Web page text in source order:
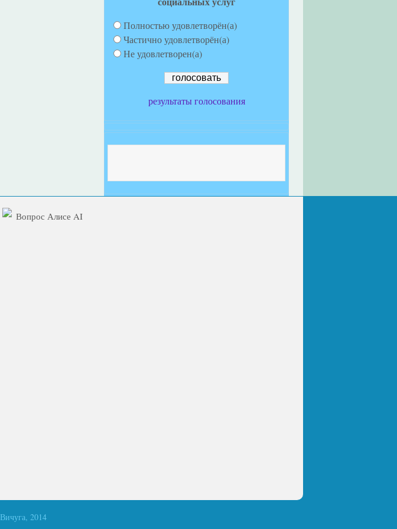
Полностью удовлетворён(а)
Частично удовлетворён(а)
Не удовлетворен(а)
результаты голосования
Вопрос Алисе AI
Вичуга, 2014